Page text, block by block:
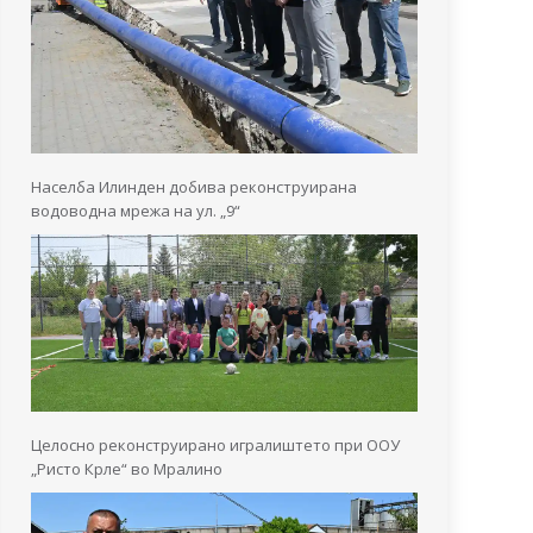
Населба Илинден добива реконструирана
водоводна мрежа на ул. „9“
Целосно реконструирано игралиштето при ООУ
„Ристо Крле“ во Мралино